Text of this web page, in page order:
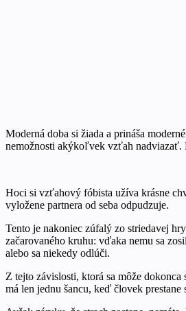
Moderná doba si žiada a prináša
nemožnosti akýkoľvek vzťah
Hoci si vzťahový fóbista užíva krásne
vyložene partnera od seba odpudzuje.
Tento je nakoniec zúfalý zo striedavej
začarovaného kruhu: vďaka nemu sa
alebo sa niekedy odlúči.
Z tejto závislosti, ktorá sa môže
má len jednu šancu, keď človek